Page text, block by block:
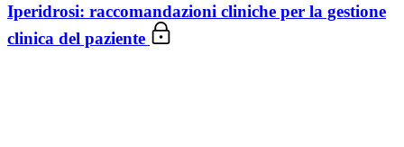
Iperidrosi: raccomandazioni cliniche per la gestione
clinica del paziente